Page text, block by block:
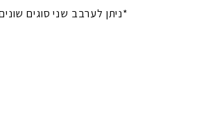
*ניתן לערבב שני סוגים